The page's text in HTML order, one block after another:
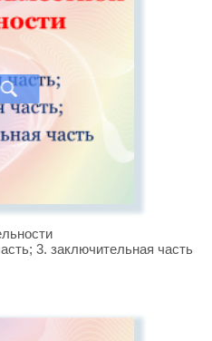
3. заключительная часть